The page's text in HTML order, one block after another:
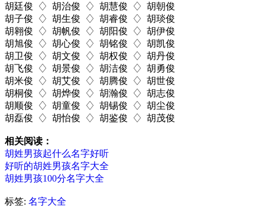
胡廷俊 ♢ 胡治俊 ♢ 胡慧俊 ♢ 胡朝俊
胡子俊 ♢ 胡生俊 ♢ 胡睿俊 ♢ 胡琰俊
胡翱俊 ♢ 胡帆俊 ♢ 胡阳俊 ♢ 胡伊俊
胡旭俊 ♢ 胡心俊 ♢ 胡铭俊 ♢ 胡凯俊
胡卫俊 ♢ 胡文俊 ♢ 胡权俊 ♢ 胡丹俊
胡飞俊 ♢ 胡景俊 ♢ 胡洁俊 ♢ 胡勇俊
胡米俊 ♢ 胡艾俊 ♢ 胡腾俊 ♢ 胡世俊
胡桐俊 ♢ 胡烨俊 ♢ 胡瀚俊 ♢ 胡志俊
胡顺俊 ♢ 胡童俊 ♢ 胡锡俊 ♢ 胡尘俊
胡磊俊 ♢ 胡怡俊 ♢ 胡鉴俊 ♢ 胡茂俊
相关阅读：
胡姓男孩起什么名字好听
好听的胡姓男孩名字大全
胡姓男孩100分名字大全
标签: 名字大全